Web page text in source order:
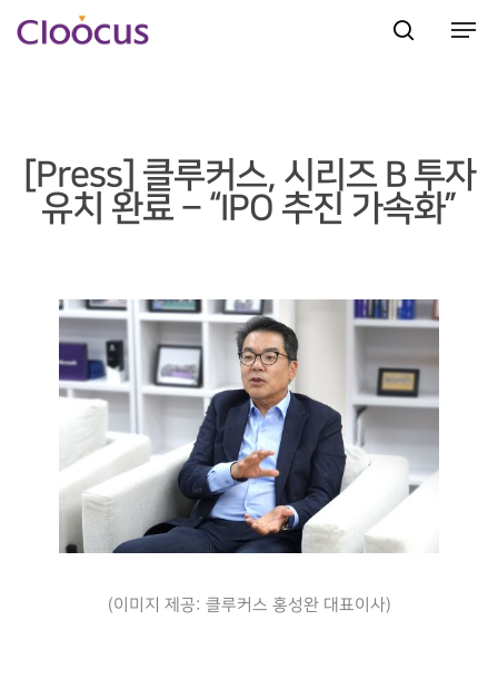
[Press] 클루커스, 시리즈 B 투자
유치 완료 – “IPO 추진 가속화”
(이미지 제공: 클루커스 홍성완 대표이사)